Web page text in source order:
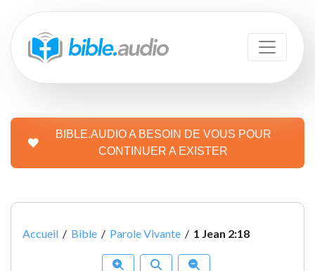
BIBLE.AUDIO A BESOIN DE VOUS POUR
CONTINUER A EXISTER
Accueil / Bible / Parole Vivante / 1 Jean 2:18